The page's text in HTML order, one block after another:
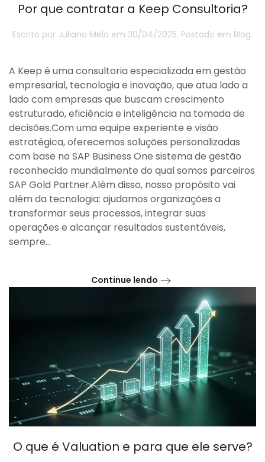
Por que contratar a Keep Consultoria?
Escrito por Juliana Melo em 30/04/2025. Postado em Blog.
A Keep é uma consultoria especializada em gestão
empresarial, tecnologia e inovação, que atua lado a
lado com empresas que buscam crescimento
estruturado, eficiência e inteligência na tomada de
decisões.Com uma equipe experiente e visão
estratégica, oferecemos soluções personalizadas
com base no SAP Business One sistema de gestão
reconhecido mundialmente do qual somos parceiros
SAP Gold Partner.Além disso, nosso propósito vai
além da tecnologia: ajudamos organizações a
transformar seus processos, integrar suas
operações e alcançar resultados sustentáveis,
sempre...
Continue lendo
O que é Valuation e para que ele serve?